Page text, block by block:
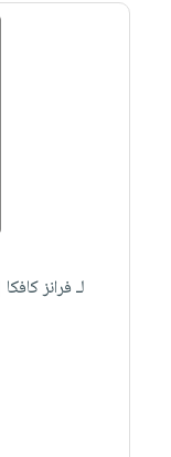
لـ فرانز كافكا